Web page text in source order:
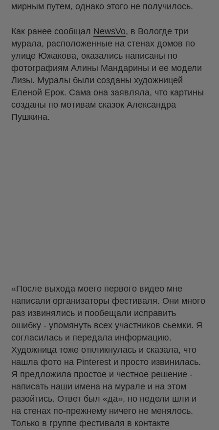
мирным путем, однако этого не получилось.
Как ранее сообщал NewsVo, в Вологде три
мурала, расположенные на стенах домов по
улице Южакова, оказались написаны по
фотографиям Алины Мандарины и ее модели
Лизы. Муралы были созданы художницей
Еленой Ерок. Сама она заявляла, что картины
созданы по мотивам сказок Александра
Пушкина.
«После выхода моего первого видео мне
написали организаторы фестиваля. Они много
раз извинялись и пообещали исправить
ошибку - упомянуть всех участников сьемки. Я
согласилась и передала информацию.
Художница тоже откликнулась и сказала, что
нашла фото на Pinterest и просто извинилась.
Я предложила простое и честное решение -
написать наши имена на мурале и на этом
разойтись. Ответ был «да», но недели шли и
на стенах по-прежнему ничего не менялось.
Только в группе фестиваля в контакте